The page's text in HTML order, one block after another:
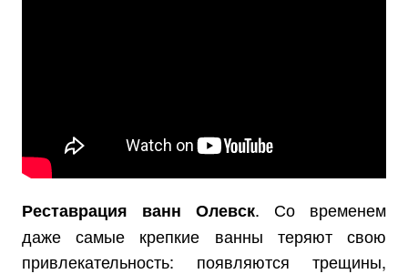
Реставрация ванн Олевск. Со временем
даже самые крепкие ванны теряют свою
привлекательность: появляются трещины,